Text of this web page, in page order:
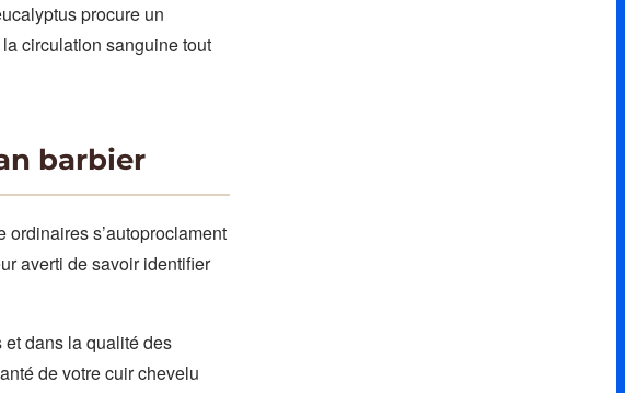
procure un
circulation sanguine tout
barbier
ordinaires s’autoproclament
averti de savoir identifier
dans la qualité des
de votre cuir chevelu